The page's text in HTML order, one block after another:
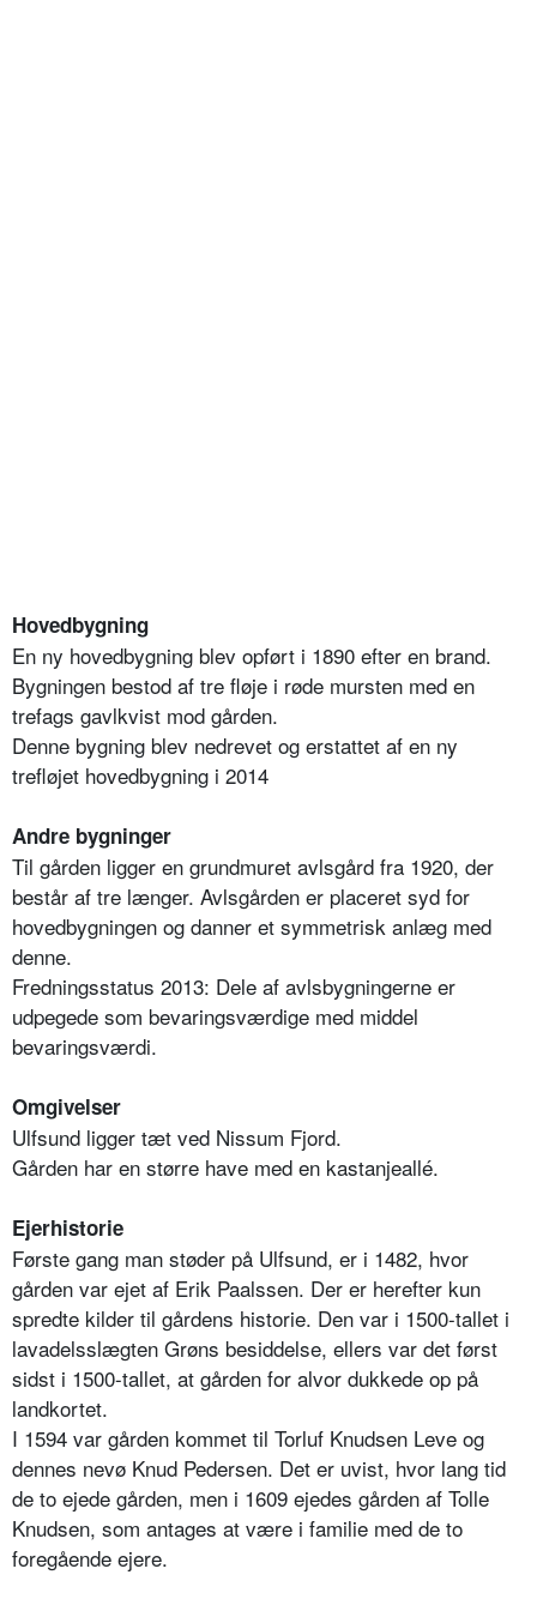
Hovedbygning
En ny hovedbygning blev opført i 1890 efter en brand.
Bygningen bestod af tre fløje i røde mursten med en
trefags gavlkvist mod gården.
Denne bygning blev nedrevet og erstattet af en ny
trefløjet hovedbygning i 2014
Andre bygninger
Til gården ligger en grundmuret avlsgård fra 1920, der
består af tre længer. Avlsgården er placeret syd for
hovedbygningen og danner et symmetrisk anlæg med
denne.
Fredningsstatus 2013: Dele af avlsbygningerne er
udpegede som bevaringsværdige med middel
bevaringsværdi.
Omgivelser
Ulfsund ligger tæt ved Nissum Fjord.
Gården har en større have med en kastanjeallé.
Ejerhistorie
Første gang man støder på Ulfsund, er i 1482, hvor
gården var ejet af Erik Paalssen. Der er herefter kun
spredte kilder til gårdens historie. Den var i 1500-tallet i
lavadelsslægten Grøns besiddelse, ellers var det først
sidst i 1500-tallet, at gården for alvor dukkede op på
landkortet.
I 1594 var gården kommet til Torluf Knudsen Leve og
dennes nevø Knud Pedersen. Det er uvist, hvor lang tid
de to ejede gården, men i 1609 ejedes gården af Tolle
Knudsen, som antages at være i familie med de to
foregående ejere.